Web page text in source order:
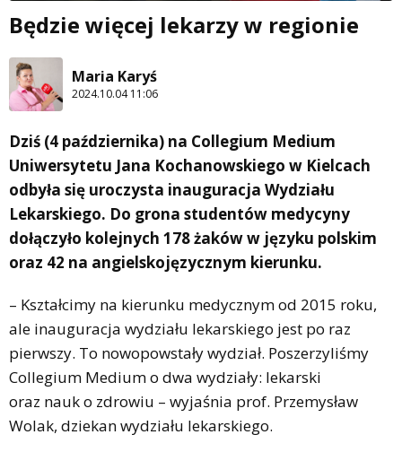
Będzie więcej lekarzy w regionie
Maria Karyś
2024.10.04 11:06
Dziś (4 października) na Collegium Medium
Uniwersytetu Jana Kochanowskiego w Kielcach
odbyła się uroczysta inauguracja Wydziału
Lekarskiego. Do grona studentów medycyny
dołączyło kolejnych 178 żaków w języku polskim
oraz 42 na angielskojęzycznym kierunku.
– Kształcimy na kierunku medycznym od 2015 roku,
ale inauguracja wydziału lekarskiego jest po raz
pierwszy. To nowopowstały wydział. Poszerzyliśmy
Collegium Medium o dwa wydziały: lekarski
oraz nauk o zdrowiu – wyjaśnia prof. Przemysław
Wolak, dziekan wydziału lekarskiego.